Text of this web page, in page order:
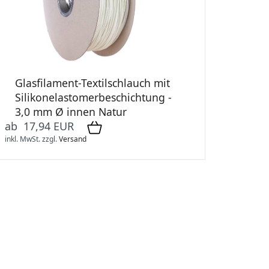
Glasfilament-Textilschlauch mit
Silikonelastomerbeschichtung -
3,0 mm Ø innen Natur
ab 17,94 EUR
inkl. MwSt.zzgl.Versand